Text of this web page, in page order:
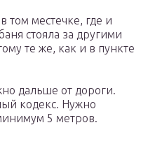
том местечке, где и
стояла за другими
те же, как и в пункте
дальше от дороги.
кодекс. Нужно
5 метров.